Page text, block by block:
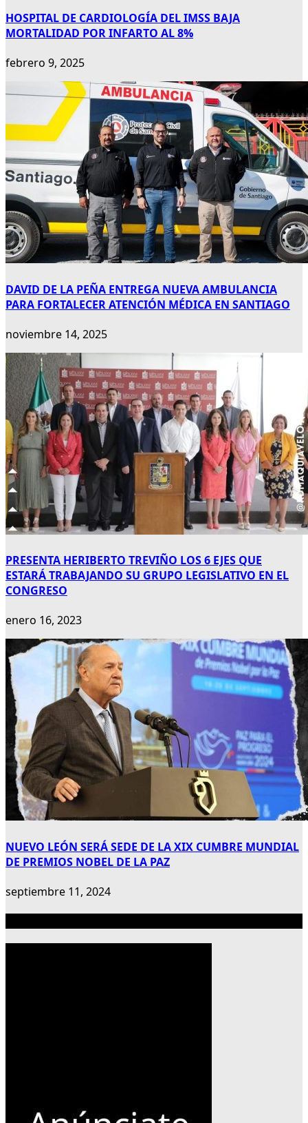
HOSPITAL DE CARDIOLOGÍA DEL IMSS BAJA
MORTALIDAD POR INFARTO AL 8%
febrero 9, 2025
DAVID DE LA PEÑA ENTREGA NUEVA AMBULANCIA
PARA FORTALECER ATENCIÓN MÉDICA EN SANTIAGO
noviembre 14, 2025
PRESENTA HERIBERTO TREVIÑO LOS 6 EJES QUE
ESTARÁ TRABAJANDO SU GRUPO LEGISLATIVO EN EL
CONGRESO
enero 16, 2023
NUEVO LEÓN SERÁ SEDE DE LA XIX CUMBRE MUNDIAL
DE PREMIOS NOBEL DE LA PAZ
septiembre 11, 2024